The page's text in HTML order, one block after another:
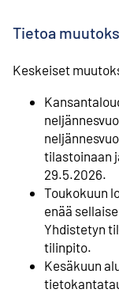
Tietoa
Keskeiset
tilastoinaan
29.5.2026.
Toukokuun
enää
Yhdistetyn
tilinpito.
Kesäkuun